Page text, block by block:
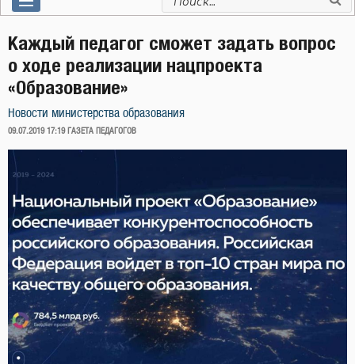
Каждый педагог сможет задать вопрос
о ходе реализации нацпроекта
«Образование»
Новости министерства образования
ОПУБЛИКОВАНО
09.07.2019 17:19 ГАЗЕТА ПЕДАГОГОВ